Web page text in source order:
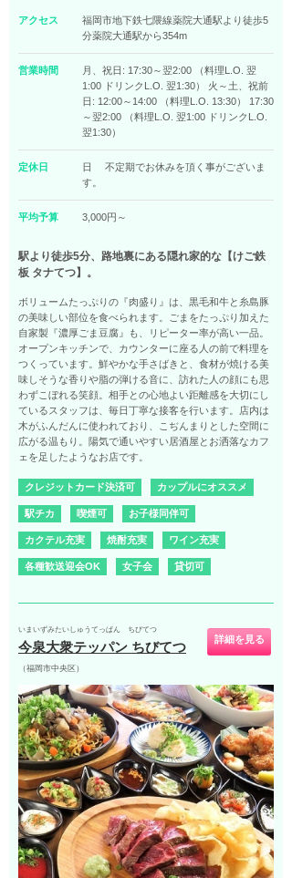
アクセス
福岡市地下鉄七隈線薬院大通駅より徒歩5
分薬院大通駅から354m
営業時間
月、祝日: 17:30～翌2:00 （料理L.O. 翌
1:00 ドリンクL.O. 翌1:30） 火～土、祝前
日: 12:00～14:00 （料理L.O. 13:30） 17:30
～翌2:00 （料理L.O. 翌1:00 ドリンクL.O.
翌1:30）
定休日
日 不定期でお休みを頂く事がございま
す。
平均予算 3,000円～
駅より徒歩5分、路地裏にある隠れ家的な【けご鉄
板 タナてつ】。
ボリュームたっぷりの『肉盛り』は、黒毛和牛と糸島豚
の美味しい部位を食べられます。ごまをたっぷり加えた
自家製『濃厚ごま豆腐』も、リピーター率が高い一品。
オープンキッチンで、カウンターに座る人の前で料理を
つくっています。鮮やかな手さばきと、食材が焼ける美
味しそうな香りや脂の弾ける音に、訪れた人の顔にも思
わずこぼれる笑顔。相手との心地よい距離感を大切にし
ているスタッフは、毎日丁寧な接客を行います。店内は
木がふんだんに使われており、こぢんまりとした空間に
広がる温もり。陽気で通いやすい居酒屋とお洒落なカフ
ェを足したようなお店です。
クレジットカード決済可 カップルにオススメ
駅チカ 喫煙可 お子様同伴可
カクテル充実 焼酎充実 ワイン充実
各種歓送迎会OK 女子会 貸切可
いまいずみたいしゅうてっぱん ちびてつ
今泉大衆テッパン ちびてつ
（福岡市中央区）
詳細を見る